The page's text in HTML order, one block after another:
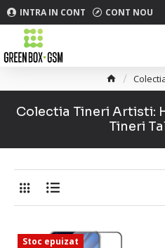
INTRA IN CONT CONT NOU
Colectia Tineri Artisti:
Tineri
Stoc epuizat